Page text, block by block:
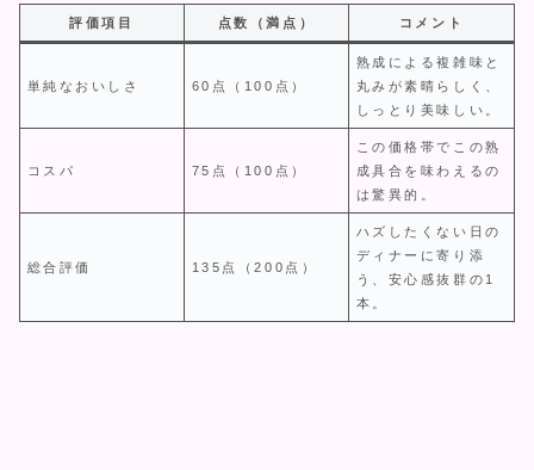
評価項目 点数（満点） コメント
単純なおいしさ 60点（100点）
熟成による複雑味と
丸みが素晴らしく、
しっとり美味しい。
コスパ 75点（100点）
この価格帯でこの熟
成具合を味わえるの
は驚異的。
総合評価 135点（200点）
ハズしたくない日の
ディナーに寄り添
う、安心感抜群の1
本。